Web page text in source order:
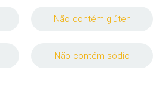
Não contém glúten
Não contém sódio